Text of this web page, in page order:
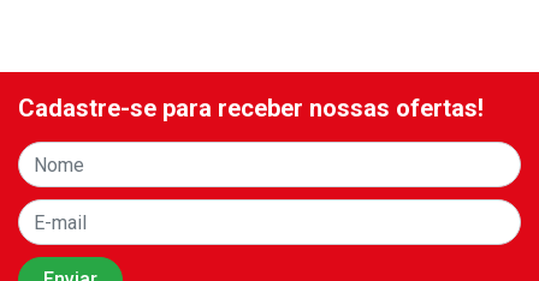
Cadastre-se para receber nossas ofertas!